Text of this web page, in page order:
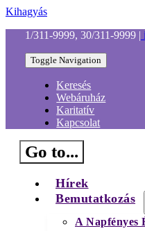
Kihagyás
1/311-9999, 30/311-9999 |
Toggle Navigation
Keresés
Webáruház
Karitatív
Kapcsolat
Go to...
Hírek
Bemutatkozás
A Napfényes